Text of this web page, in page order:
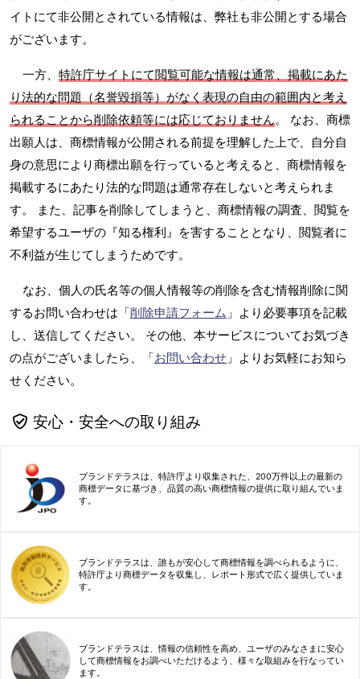
イトにて非公開とされている情報は、弊社も非公開とする場合
がございます。
一方、 特許庁サイトにて閲覧可能な情報は通常、掲載にあた
り法的な問題（名誉毀損等）がなく表現の自由の範囲内と考え
られることから削除依頼等には応じておりません。 なお、商標
出願人は、商標情報が公開される前提を理解した上で、自分自
身の意思により商標出願を行っていると考えると、商標情報を
掲載するにあたり法的な問題は通常存在しないと考えられま
す。 また、記事を削除してしまうと、商標情報の調査、閲覧を
希望するユーザの『知る権利』を害することとなり、閲覧者に
不利益が生じてしまうためです。
なお、個人の氏名等の個人情報等の削除を含む情報削除に関
するお問い合わせは「削除申請フォーム 」より必要事項を記載
し、送信してください。 その他、本サービスについてお気づき
の点がございましたら、「お問い合わせ 」よりお気軽にお知ら
せください。
安心・安全への取り組み
ブランドテラスは、特許庁より収集された、200万件以上の最新の
商標データに基づき、品質の高い商標情報の提供に取り組んでいま
す。
ブランドテラスは、誰もが安心して商標情報を調べられるように、
特許庁より商標データを収集し、レポート形式で広く提供していま
す。
ブランドテラスは、情報の信頼性を高め、ユーザのみなさまに安心
して商標情報をお調べいただけるよう、様々な取組みを行なってい
ます。